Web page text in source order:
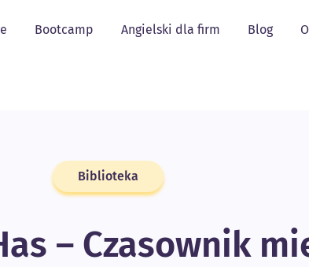
Bootcamp Angielski dla firm Blog
Biblioteka
– Czasownik